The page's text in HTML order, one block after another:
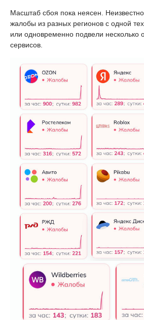
Масштаб сбоя пока неясен.
жалобы из разных регионов с одной
или одновременно подвели несколько
сервисов.